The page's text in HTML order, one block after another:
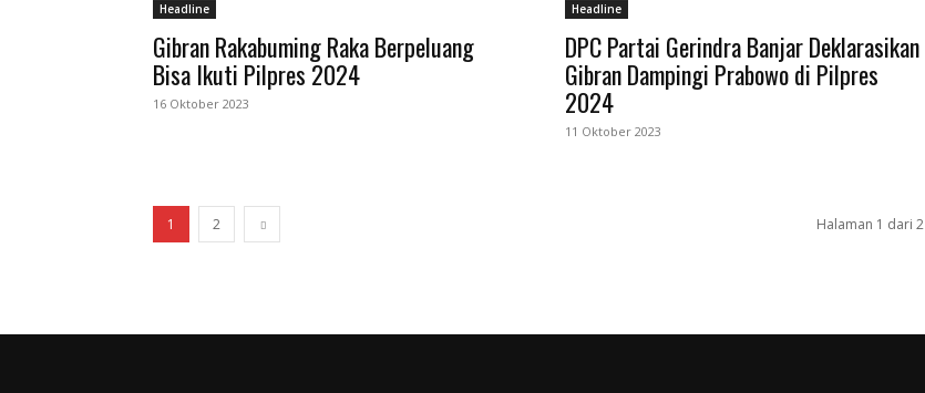
Headline
Gibran Rakabuming Raka Berpeluang
Bisa Ikuti Pilpres 2024
16 Oktober 2023
Headline
DPC Partai Gerindra Banjar Deklarasikan
Gibran Dampingi Prabowo di Pilpres
2024
11 Oktober 2023
1 2 Halaman 1 dari 2